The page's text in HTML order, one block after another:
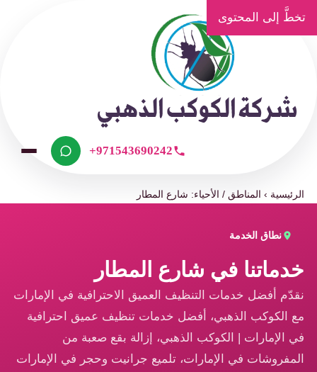
تخطَّ إلى المحتوى
+971543690242
الرئيسية ›المناطق / الأحياء: شارع المطار
نطاق الخدمة
خدماتنا في شارع المطار
نقدّم أفضل خدمات التنظيف العميق الاحترافية في الإمارات
مع الكوكب الذهبي، أفضل خدمات تنظيف عميق احترافية
في الإمارات | الكوكب الذهبي، إزالة بقع صعبة من
المفروشات في الإمارات، تلميع جرانيت وحجر في الإمارات